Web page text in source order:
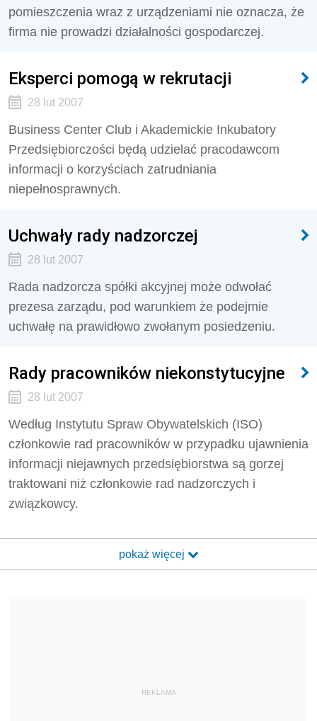
pomieszczenia wraz z urządzeniami nie oznacza, że
firma nie prowadzi działalności gospodarczej.
Eksperci pomogą w rekrutacji
28 lut 2007
Business Center Club i Akademickie Inkubatory
Przedsiębiorczości będą udzielać pracodawcom
informacji o korzyściach zatrudniania
niepełnosprawnych.
Uchwały rady nadzorczej
28 lut 2007
Rada nadzorcza spółki akcyjnej może odwołać
prezesa zarządu, pod warunkiem że podejmie
uchwałę na prawidłowo zwołanym posiedzeniu.
Rady pracowników niekonstytucyjne
28 lut 2007
Według Instytutu Spraw Obywatelskich (ISO)
członkowie rad pracowników w przypadku ujawnienia
informacji niejawnych przedsiębiorstwa są gorzej
traktowani niż członkowie rad nadzorczych i
związkowcy.
pokaż więcej
REKLAMA